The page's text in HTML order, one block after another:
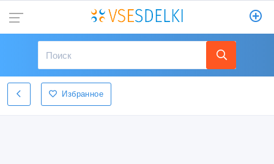
Избранное